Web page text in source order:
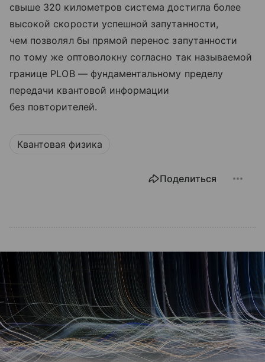
свыше 320 километров система достигла более
высокой скорости успешной запутанности,
чем позволял бы прямой перенос запутанности
по тому же оптоволокну согласно так называемой
границе PLOB — фундаментальному пределу
передачи квантовой информации
без повторителей.
Квантовая физика
Поделиться